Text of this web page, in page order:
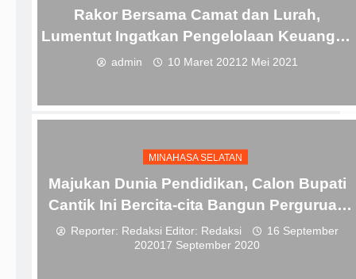
Rakor Bersama Camat dan Lurah,
Lumentut Ingatkan Pengelolaan Keuangan
Tepat Sasaran
admin 10 Maret 2021 2 Mei 2021
MINAHASA SELATAN
Majukan Dunia Pendidikan, Calon Bupati
Cantik Ini Bercita-cita Bangun Perguruan
Tinggi di Minsel
Reporter: Redaksi Editor: Redaksi
16 September
202017 September 2020